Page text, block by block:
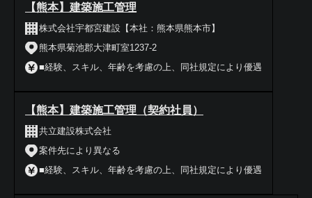
【熊本】建築施工管理
株式会社宇都宮建設【本社：熊本県熊本市】
熊本県菊池郡大津町室1237-2
■経験、スキル、年齢を考慮の上、同社規定により優遇
【熊本】建築施工管理（契約社員）
共立建設株式会社
案件先により異なる
■経験、スキル、年齢を考慮の上、同社規定により優遇